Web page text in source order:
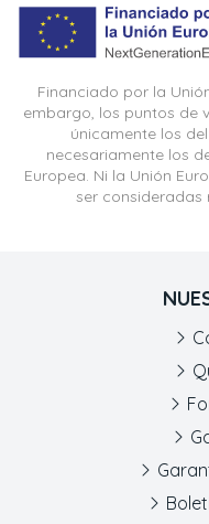
Financiado por la
embargo, los puntos de
únicamente los
necesariamente los
Europea. Ni la Unión
ser consideradas